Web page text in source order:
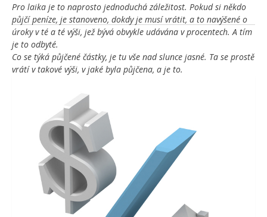
Pro laika je to naprosto jednoduchá záležitost. Pokud si někdo
půjčí peníze, je stanoveno, dokdy je musí vrátit, a to navýšené o
úroky v té a té výši, jež bývá obvykle udávána v procentech. A tím
je to odbyté.
Co se týká půjčené částky, je tu vše nad slunce jasné. Ta se prostě
vrátí v takové výši, v jaké byla půjčena, a je to.